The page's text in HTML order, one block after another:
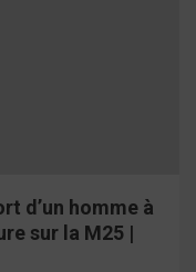
d’un homme à
sur la M25 |